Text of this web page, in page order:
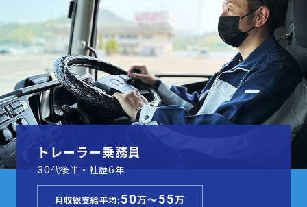
トレーラー乗務員
30代後半・社歴6年
月収総支給平均:50万～55万